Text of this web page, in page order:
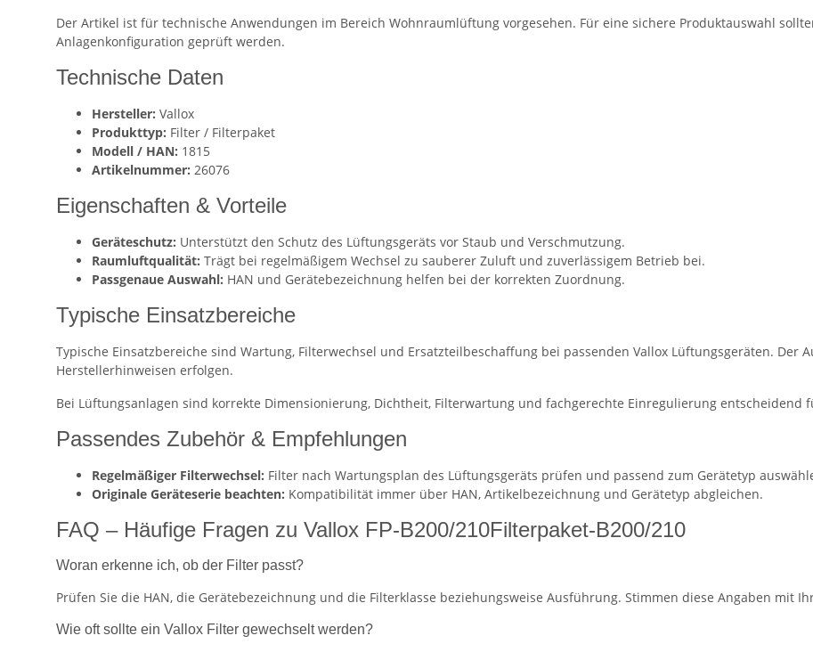
Der Artikel ist für technische Anwendungen im Bereich Wohnraumlüftung vorgesehen. Für eine sichere Produktauswahl
Anlagenkonfiguration geprüft werden.
Technische Daten
Hersteller: Vallox
Produkttyp: Filter / Filterpaket
Modell / HAN: 1815
Artikelnummer: 26076
Eigenschaften & Vorteile
Geräteschutz: Unterstützt den Schutz des Lüftungsgeräts vor Staub und Verschmutzung.
Raumluftqualität: Trägt bei regelmäßigem Wechsel zu sauberer Zuluft und zuverlässigem Betrieb bei.
Passgenaue Auswahl: HAN und Gerätebezeichnung helfen bei der korrekten Zuordnung.
Typische Einsatzbereiche
Typische Einsatzbereiche sind Wartung, Filterwechsel und Ersatzteilbeschaffung bei passenden Vallox Lüftungsgeräten. Der
Herstellerhinweisen erfolgen.
Bei Lüftungsanlagen sind korrekte Dimensionierung, Dichtheit, Filterwartung und fachgerechte Einregulierung entscheidend
Passendes Zubehör & Empfehlungen
Regelmäßiger Filterwechsel: Filter nach Wartungsplan des Lüftungsgeräts prüfen und passend zum Gerätetyp
Originale Geräteserie beachten: Kompatibilität immer über HAN, Artikelbezeichnung und Gerätetyp abgleichen.
FAQ – Häufige Fragen zu Vallox FP-B200/210Filterpaket-B200/210
Woran erkenne ich, ob der Filter passt?
Prüfen Sie die HAN, die Gerätebezeichnung und die Filterklasse beziehungsweise Ausführung. Stimmen diese Angaben mit
Wie oft sollte ein Vallox Filter gewechselt werden?